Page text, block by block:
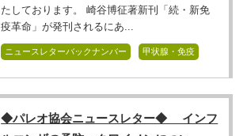
たしております。 崎谷博征著新刊「続・新免
疫革命」が発刊されるにあ...
ニュースレターバックナンバー 甲状腺・免疫
◆パレオ協会ニュースレター◆ インフ